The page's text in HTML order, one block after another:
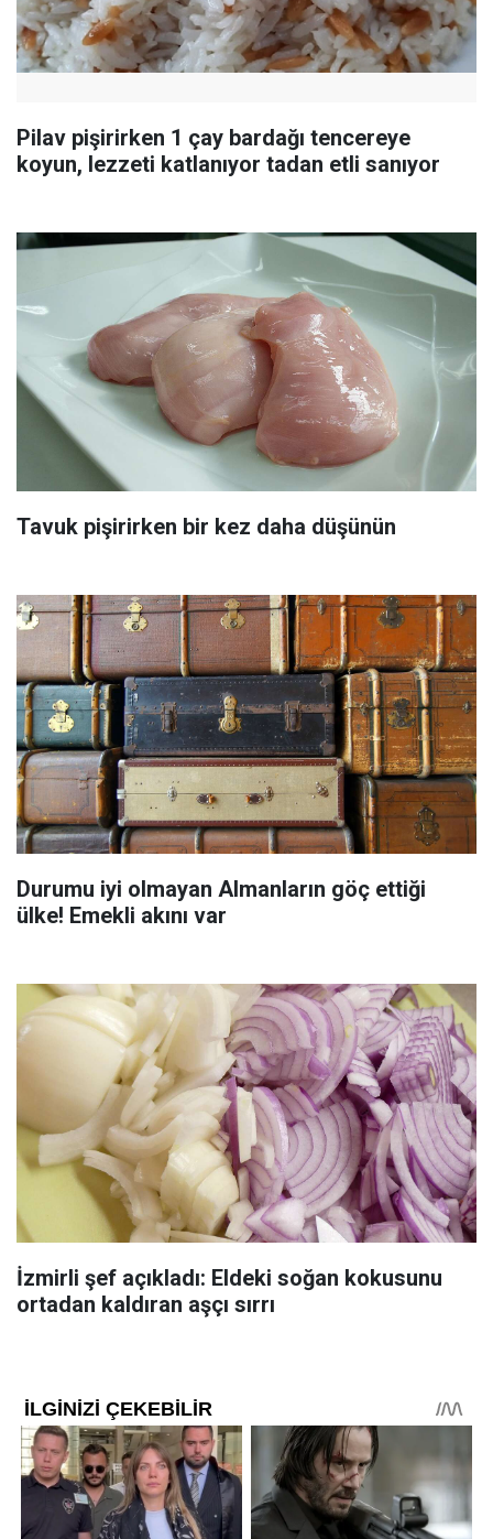
Pilav pişirirken 1 çay bardağı tencereye
koyun, lezzeti katlanıyor tadan etli sanıyor
Tavuk pişirirken bir kez daha düşünün
Durumu iyi olmayan Almanların göç ettiği
ülke! Emekli akını var
İzmirli şef açıkladı: Eldeki soğan kokusunu
ortadan kaldıran aşçı sırrı